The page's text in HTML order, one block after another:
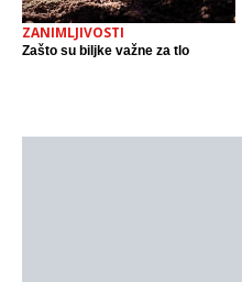
ZANIMLJIVOSTI
Zašto su biljke važne za tlo